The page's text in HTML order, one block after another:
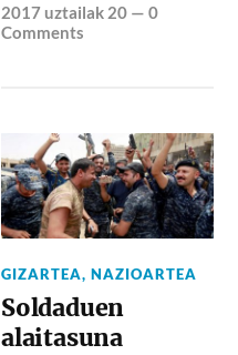
2017 uztailak 20 —0
Comments
GIZARTEA,NAZIOARTEA
Soldaduen
alaitasuna